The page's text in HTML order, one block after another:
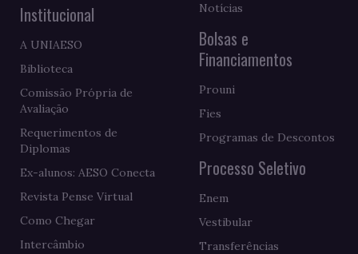
Institucional
A UNIAESO
Biblioteca
Comissão Própria de
Avaliação
Requerimentos de
Diplomas
Ex-alunos: AESO Conecta
Revista Pense Virtual
Como Chegar
Intercâmbio
Notícias
Bolsas e
Financiamentos
Prouni
Fies
Programas de Descontos
Processo Seletivo
Enem
Vestibular
Transferências